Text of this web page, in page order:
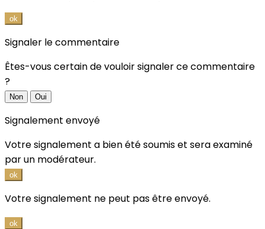
ok
Signaler le commentaire
Êtes-vous certain de vouloir signaler ce commentaire
?
Non Oui
Signalement envoyé
Votre signalement a bien été soumis et sera examiné
par un modérateur.
ok
Votre signalement ne peut pas être envoyé.
ok